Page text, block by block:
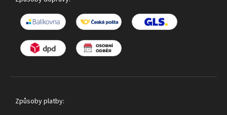
Způsoby platby: